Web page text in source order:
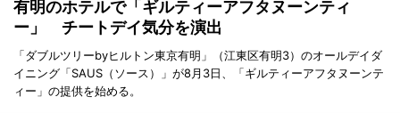
有明のホテルで「ギルティーアフタヌーンティ
ー」 チートデイ気分を演出
「ダブルツリーbyヒルトン東京有明」（江東区有明3）のオールデイダ
イニング「SAUS（ソース）」が8月3日、「ギルティーアフタヌーンテ
ィー」の提供を始める。